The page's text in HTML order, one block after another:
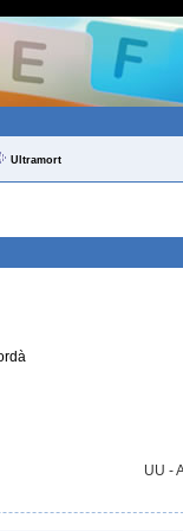
Ultramort
UU -